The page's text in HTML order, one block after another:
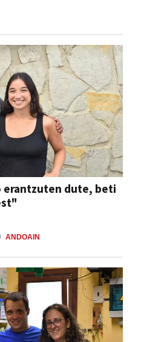
erantzuten dute, beti
ANDOAIN